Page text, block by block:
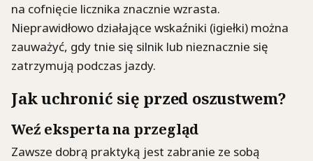
na cofnięcie licznika znacznie wzrasta.
Nieprawidłowo działające wskaźniki (igiełki) można
zauważyć, gdy tnie się silnik lub nieznacznie się
zatrzymują podczas jazdy.
Jak uchronić się przed oszustwem?
Weź eksperta na przegląd
Zawsze dobrą praktyką jest zabranie ze sobą